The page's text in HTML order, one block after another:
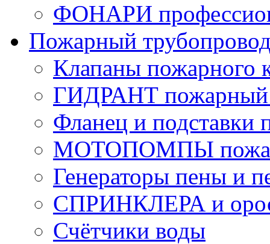
ФОНАРИ
Пожарный
Клапаны пожарного
ГИДРАНТ пожарный
Фланец и подставки
МОТОПОМПЫ
Генераторы пены и
СПРИНКЛЕРА и
Счётчики воды